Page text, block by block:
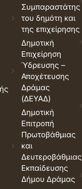
Συμπαραστάτης
του δημότη και
της επιχείρησης
Δημοτική
Επιχείρηση
Ύδρευσης –
Αποχέτευσης
Δράμας
(ΔΕΥΑΔ)
Δημοτική
Επιτροπή
Πρωτοβάθμιας
και
Δευτεροβάθμιας
Εκπαίδευσης
Δήμου Δράμας